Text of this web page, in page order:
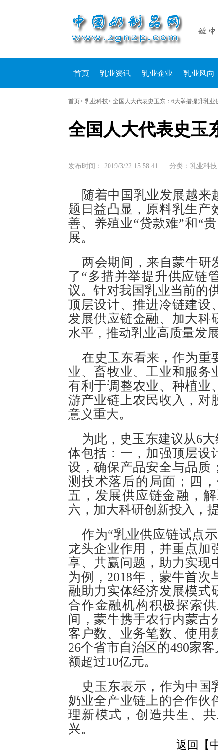
首页 乳业资讯 乳业企业 乳业风向
首页> 乳业科技> 全国人大代表史玉东：6大举措提升乳业
全国人大代表史玉
发布时间： 2019/3/22 15:58:41 分类：乳业科
随着中国乳业发展越来
题日益凸显，原料乳生产
善、养殖业“贷款难”和“
展。
两会期间，来自蒙牛研
了“多措并举提升供应链
议。针对我国乳业当前的
顶层设计、推进冷链建设
发展供应链金融、加大科
水平，推动乳业高质量发
在史玉东看来，作为重
业、畜牧业、工业和服务
有利于调整农业、种植业
游产业链上农民收入，对
意义重大。
为此，史玉东建议从6
体包括：一，加强顶层设
设，确保产品安全与品质
测技术落后的局面；四
五，发展供应链金融，
六，加大科研创新投入，
作为“乳业供应链试点
龙头企业作用，并重点加
享、共赢问题，助力实现
为例，2018年，蒙牛首
融助力实体经济发展模式
合作金融机构积极探索
间，蒙牛携手农行内蒙古
客户数、业务笔数、使用
26个省市自治区的490家
额超过10亿元。
史玉东表示，作为中国
奶业全产业链上的合作伙
理新模式，创造共生、
兴。
返回【